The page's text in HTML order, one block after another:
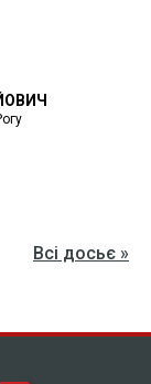
Всі досьє »